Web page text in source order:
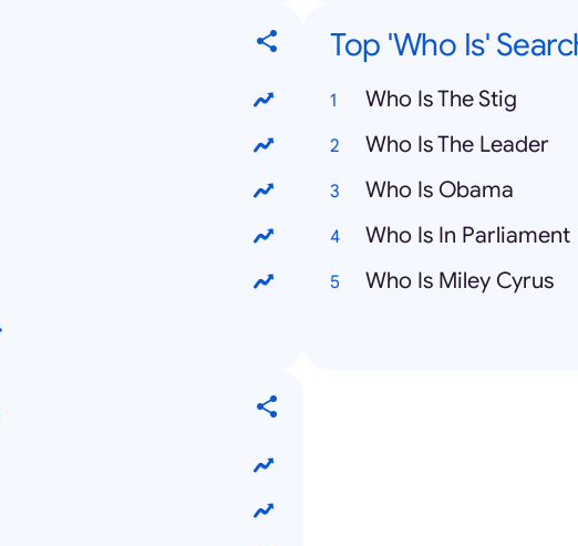
Top 'Who Is'
Who Is The Stig
Who Is The Leader
Who Is Obama
Who Is In Parliament
Who Is Miley Cyrus